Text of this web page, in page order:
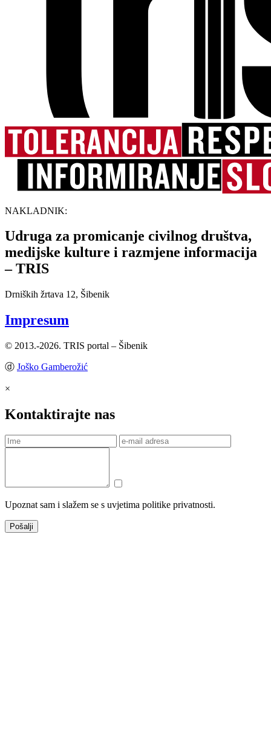
NAKLADNIK:
Udruga za promicanje civilnog društva,
medijske kulture i razmjene informacija
– TRIS
Drniških žrtava 12, Šibenik
Impresum
© 2013.-2026. TRIS portal – Šibenik
ⓓ Joško Gamberožić
×
Kontaktirajte nas
Upoznat sam i slažem se s uvjetima politike privatnosti.
Pošalji